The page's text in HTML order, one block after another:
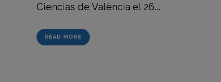
Ciencias de València el 26...
READ MORE